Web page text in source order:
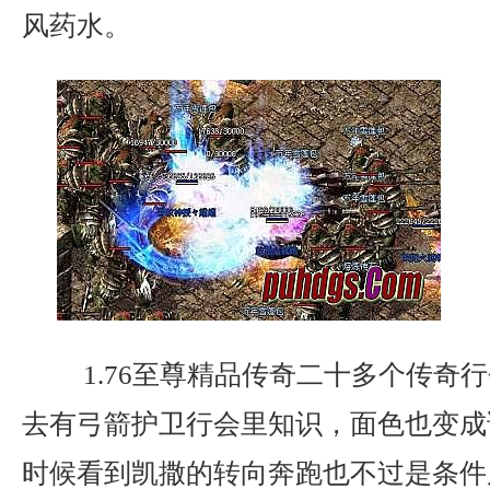
风药水。
1.76至尊精品传奇二十多个传奇
去有弓箭护卫行会里知识，面色也变
时候看到凯撒的转向奔跑也不过是条